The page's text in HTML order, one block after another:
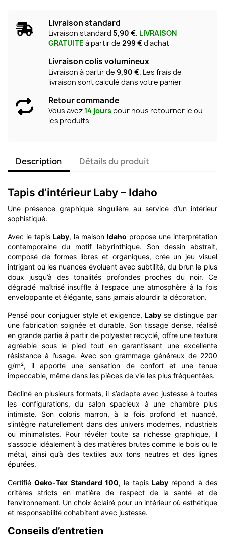
Livraison standard
Livraison standard 5,90 €. LIVRAISON
GRATUITE à partir de 299 €d'achat
Livraison colis volumineux
Livraison à partir de 9,90 €. Les frais de
livraison sont calculé dans votre panier
Retour commande
Vous avez14 jours pour nous retourner le ou
les produits
Description Détails du produit
Tapis d’intérieur Laby – Idaho
Une présence graphique singulière au service d’un intérieur
sophistiqué.
Avec le tapis Laby, la maisonIdaho propose une interprétation
contemporaine du motif labyrinthique. Son dessin abstrait,
composé de formes libres et organiques, crée un jeu visuel
intrigant où les nuances évoluent avec subtilité, du brun le plus
doux jusqu’à des tonalités profondes proches du noir. Ce
dégradé maîtrisé insuffle à l’espace une atmosphère à la fois
enveloppante et élégante, sans jamais alourdir la décoration.
Pensé pour conjuguer style et exigence, Laby se distingue par
une fabrication soignée et durable. Son tissage dense, réalisé
en grande partie à partir de polyester recyclé, offre une texture
agréable sous le pied tout en garantissant une excellente
résistance à l’usage. Avec son grammage généreux de 2200
g/m², il apporte une sensation de confort et une tenue
impeccable, même dans les pièces de vie les plus fréquentées.
Décliné en plusieurs formats, il s’adapte avec justesse à toutes
les configurations, du salon spacieux à une chambre plus
intimiste. Son coloris marron, à la fois profond et nuancé,
s’intègre naturellement dans des univers modernes, industriels
ou minimalistes. Pour révéler toute sa richesse graphique, il
s’associe idéalement à des matières brutes comme le bois ou le
métal, ainsi qu’à des textiles aux tons neutres et des lignes
épurées.
CertifiéOeko-Tex Standard 100, le tapisLaby répond à des
critères stricts en matière de respect de la santé et de
l’environnement. Un choix éclairé pour un intérieur où esthétique
et responsabilité cohabitent avec justesse.
Conseils d’entretien